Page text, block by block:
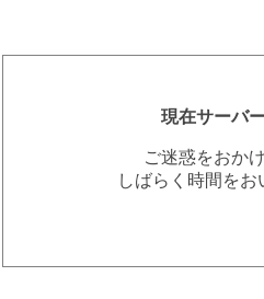
現在サーバ
ご迷惑をおか
しばらく時間を